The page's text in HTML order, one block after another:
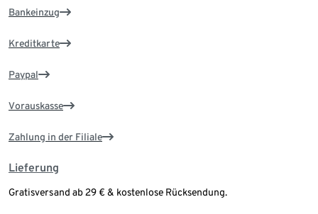
Bankeinzug
Kreditkarte
Paypal
Vorauskasse
Zahlung in der Filiale
Lieferung
Gratisversand ab 29 € & kostenlose Rücksendung.